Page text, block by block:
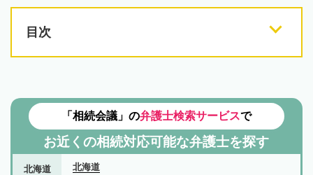
目次
「相続会議」の弁護士検索サービスで
お近くの相続対応可能な弁護士を探す
北海道
北海道